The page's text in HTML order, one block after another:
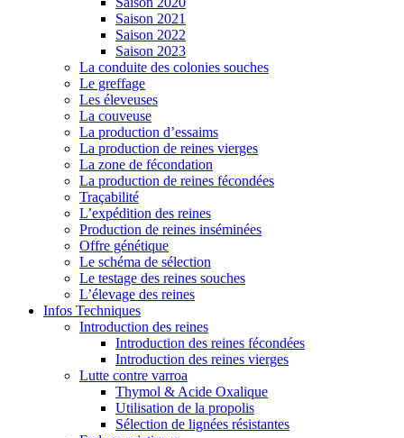
Saison 2021
Saison 2022
Saison 2023
La conduite des colonies souches
Le greffage
Les éleveuses
La couveuse
La production d’essaims
La production de reines vierges
La zone de fécondation
La production de reines fécondées
Traçabilité
L’expédition des reines
Production de reines inséminées
Offre génétique
Le schéma de sélection
Le testage des reines souches
L’élevage des reines
Infos Techniques
Introduction des reines
Introduction des reines fécondées
Introduction des reines vierges
Lutte contre varroa
Thymol & Acide Oxalique
Utilisation de la propolis
Sélection de lignées résistantes